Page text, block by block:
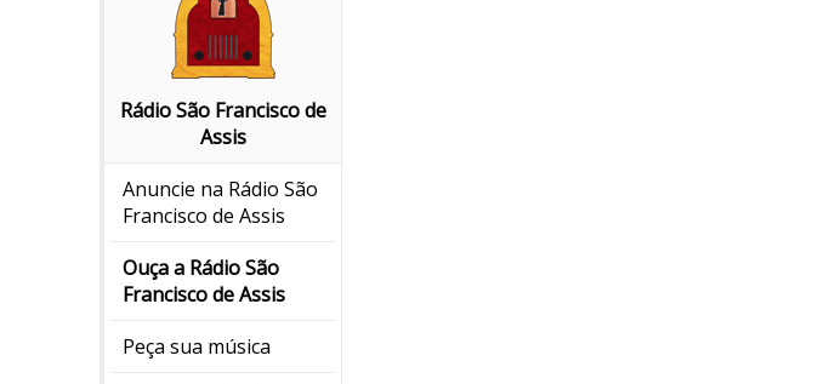
Rádio São Francisco de
Assis
Anuncie na Rádio São
Francisco de Assis
Ouça a Rádio São
Francisco de Assis
Peça sua música